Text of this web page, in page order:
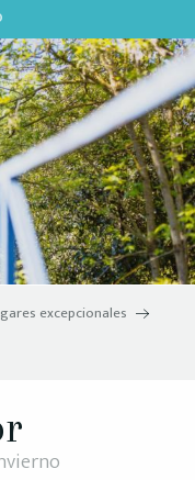
excepcionales